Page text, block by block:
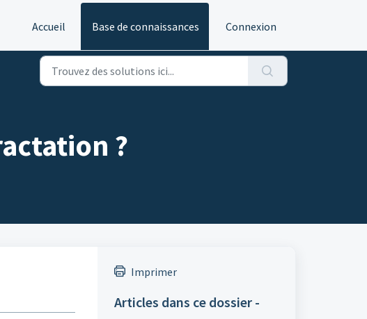
Accueil Base de connaissances Connexion
?
Imprimer
Articles dans ce dossier -